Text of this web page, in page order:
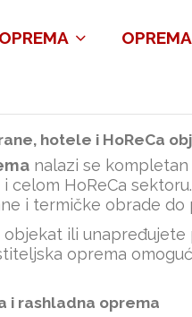
hotele i HoReCa
nalazi se
celom HoReCa
i termičke obrade do
ili
oprema
i rashladna oprema